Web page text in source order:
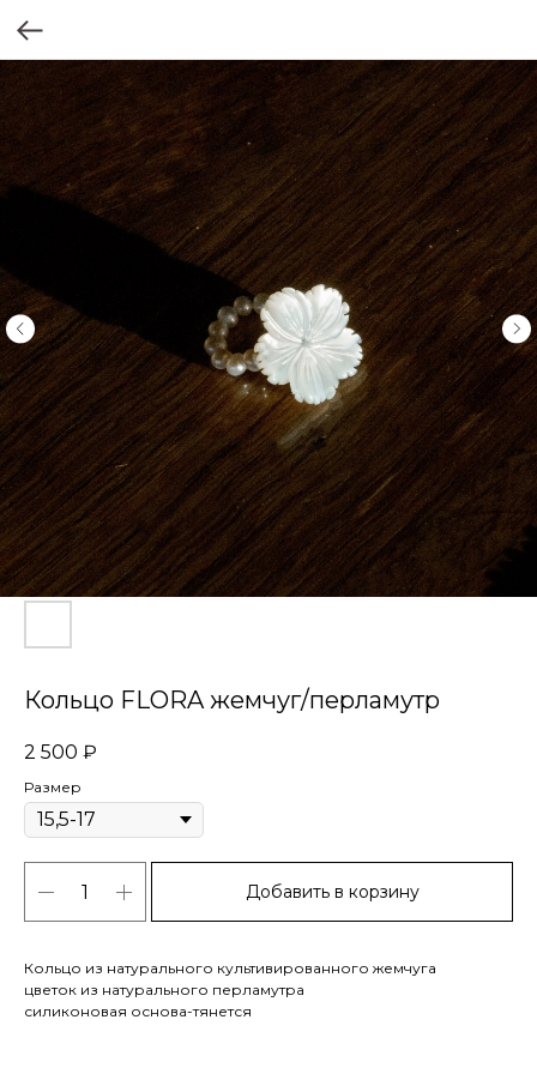
Кольцо FLORA жемчуг/перламутр
2 500 ₽
Размер
Добавить в корзину
Кольцо из натурального культивированного жемчуга
цветок из натурального перламутра
силиконовая основа-тянется